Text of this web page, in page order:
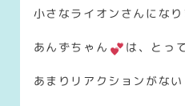
小さなライオンさんになり
あんずちゃん は、とっ
あまりリアクションがない